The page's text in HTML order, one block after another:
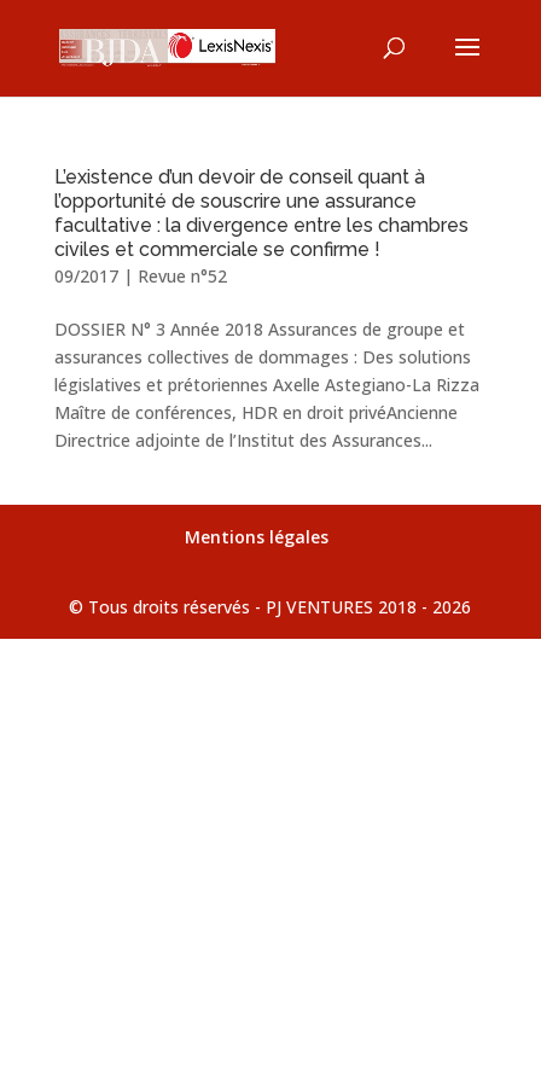
L’existence d’un devoir de conseil quant à
l’opportunité de souscrire une assurance
facultative : la divergence entre les chambres
civiles et commerciale se confirme !
09/2017| Revue n°52
DOSSIER N° 3 Année 2018 Assurances de groupe et
assurances collectives de dommages : Des solutions
législatives et prétoriennes Axelle Astegiano-La Rizza
Maître de conférences, HDR en droit privéAncienne
Directrice adjointe de l’Institut des Assurances...
Mentions légales
© Tous droits réservés - PJ VENTURES 2018 - 2026